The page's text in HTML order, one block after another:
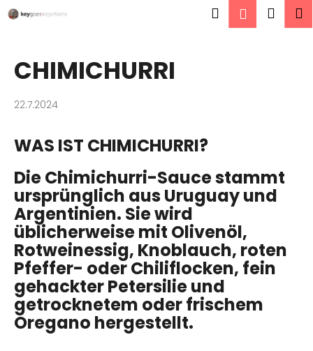
Zum
Inhalt
Suchen
Login
CHIMICHURRI
22.7.2024
WAS IST CHIMICHURRI?
Die Chimichurri-Sauce stammt
ursprünglich aus Uruguay und
Argentinien. Sie wird
üblicherweise mit Olivenöl,
Rotweinessig, Knoblauch, roten
Pfeffer- oder Chiliflocken, fein
gehackter Petersilie und
getrocknetem oder frischem
Oregano hergestellt.
W
a
W
a
s
u
c
h
e
n
S
i
e
?